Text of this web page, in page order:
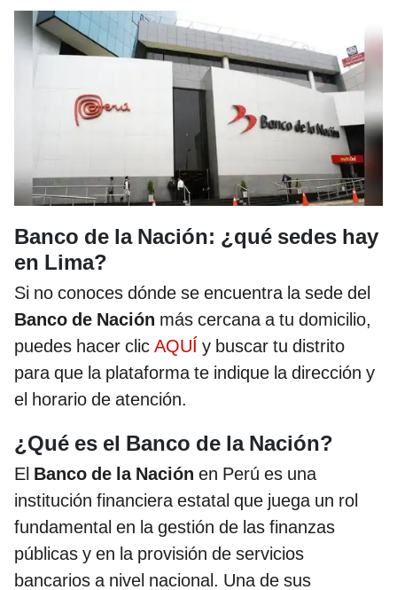
Banco de la Nación: ¿qué sedes hay
en Lima?
Si no conoces dónde se encuentra la sede del
Banco de Nación más cercana a tu domicilio,
puedes hacer clic AQUÍ y buscar tu distrito
para que la plataforma te indique la dirección y
el horario de atención.
¿Qué es el Banco de la Nación?
El Banco de la Nación en Perú es una
institución financiera estatal que juega un rol
fundamental en la gestión de las finanzas
públicas y en la provisión de servicios
bancarios a nivel nacional. Una de sus